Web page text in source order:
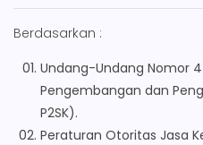
Berdasarkan :
Undang-Undang Nomor
Pengembangan dan
P2SK).
Peraturan Otoritas Jasa